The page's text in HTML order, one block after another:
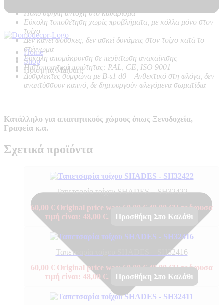
Home
Shop
Ποιοτητα Marburg
Πολύ υψηλή αντοχή στο καθάρισμα
Εύκολη τοποθέτηση χωρίς προβλήματα, με κόλλα μόνο στον
τοίχο
Δεν κάνει φούσκες, δεν ασκεί δυνάμεις στον τοίχο κατά το
στέγνωμα
Εύκολη απομάκρυνση σε περίπτωση ανακαίνισης
Πιστοποιητικά ποιότητας: RAL, CE, ISO 9001
Δύσφλεκτες σύμφωνα με B-s1 d0 – Ανθεκτικό στη φλόγα, δεν
αναπτύσσουν καπνό, δε δημιουργούν φλεγόμενα σωματίδια
Κατάλληλο για απαιτητικούς χώρους όπως Ξενοδοχεία,
Γραφεία κ.α.
Σχετικά προϊόντα
Ταπετσαρία τοίχου SHADES – SH32422
60,00€ Original price was: 60,00 €. 48,00 €Η τρέχουσα
τιμή είναι: 48,00 €.
Προσθήκη Στο Καλάθι
Ταπετσαρία τοίχου SHADES – SH32416
60,00€ Original price was: 60,00 €. 48,00€Η τρέχουσα
τιμή είναι: 48,00 €.
Προσθήκη Στο Καλάθι